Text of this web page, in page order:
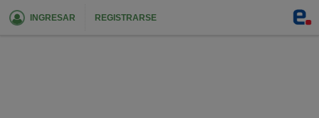
INGRESAR REGISTRARSE